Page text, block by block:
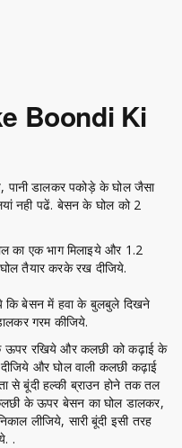
Boondi Ki
पानी डालकर पकोड़े के घोल जैसा
नही पढें. बेसन के घोल को 2
का एक भाग मिलाइये और 1.2
तैयार करके रख दीजिये.
कि बेसन में हवा के बुलबुले दिखने
गरम कीजिये.
ऊपर रखिये और कलछी को कढ़ाई के
और घोल वाली कलछी कढ़ाई
से बूंदी हल्की ब्राउन होने तक तल
के ऊपर बेसन का घोल डालकर,
लीजिये, सारी बूंदी इसी तरह
.